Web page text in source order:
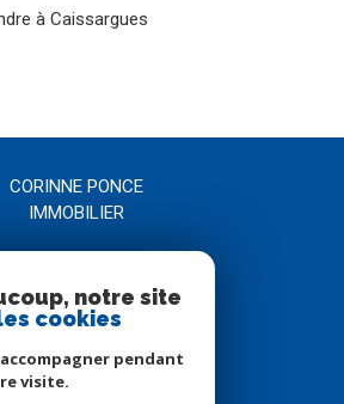
à Caissargues
CORINNE PONCE
IMMOBILIER
7, Avenue Jean Jaurès
notre site
cookies
pendant
visite.